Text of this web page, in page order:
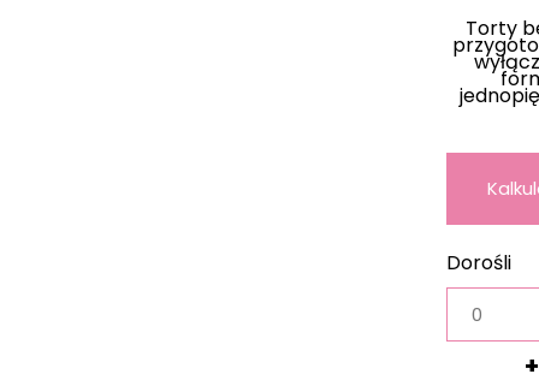
Torty
Dorośli
+